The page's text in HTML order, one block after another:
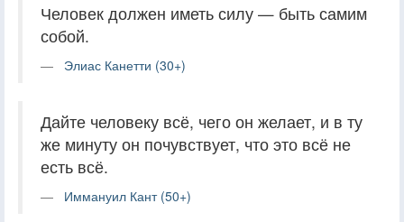
Человек должен иметь силу — быть самим
собой.
Элиас Канетти (30+)
Дайте человеку всё, чего он желает, и в ту
же минуту он почувствует, что это всё не
есть всё.
Иммануил Кант (50+)